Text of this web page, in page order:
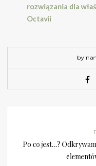
rozwiązania dla
Octavii
by
Po co jest…?